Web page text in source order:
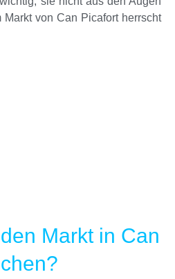
von Can Picafort herrscht
Markt in Can